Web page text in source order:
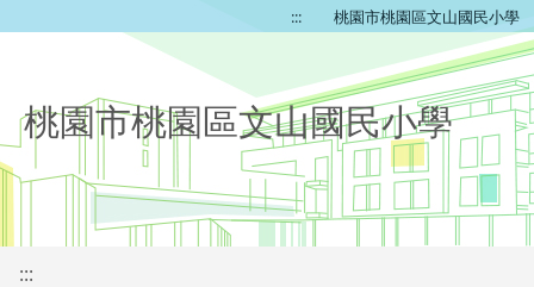
::: 桃園市桃園區文山國民小學
桃園市桃園區文山國民小學
:::